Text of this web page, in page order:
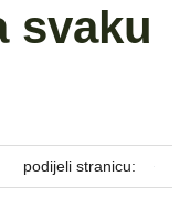
svaku
podijeli stranicu: